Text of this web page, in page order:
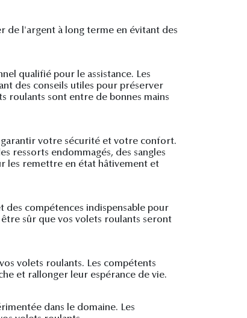
de l'argent à long terme en évitant des
qualifié pour le assistance. Les
des conseils utiles pour préserver
roulants sont entre de bonnes mains
garantir votre sécurité et votre confort.
ressorts endommagés, des sangles
les remettre en état hâtivement et
compétences indispensable pour
sûr que vos volets roulants seront
volets roulants. Les compétents
et rallonger leur espérance de vie.
dans le domaine. Les